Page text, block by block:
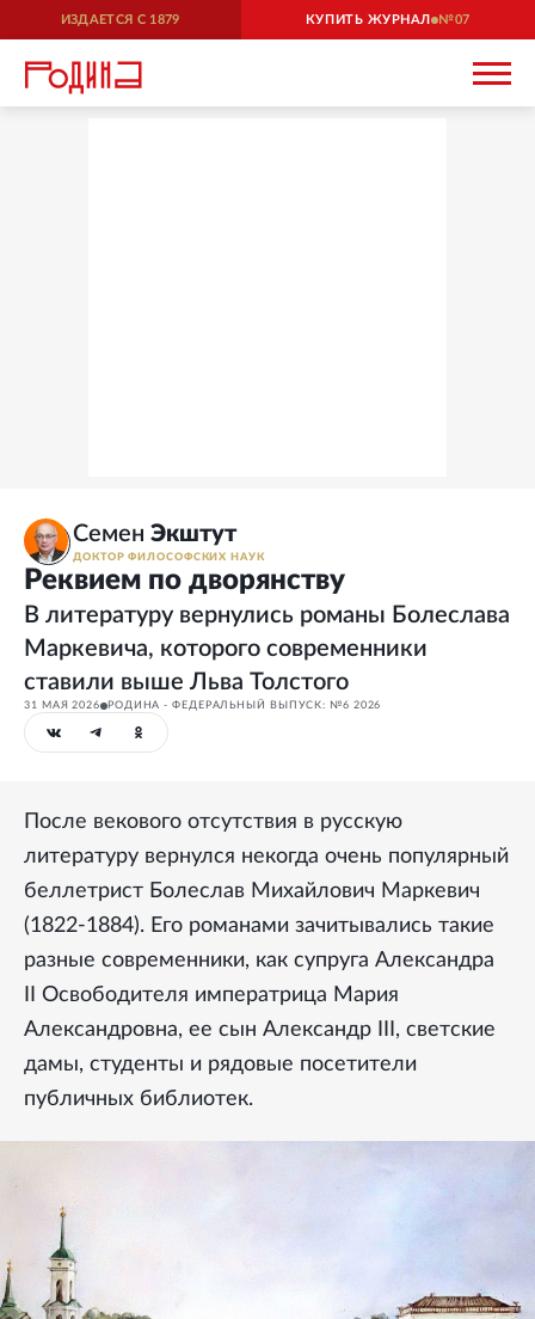
ИЗДАЕТСЯ С 1879 КУПИТЬ ЖУРНАЛ 07
Семен Экштут
ДОКТОР ФИЛОСОФСКИХ НАУК
Реквием по дворянству
В литературу вернулись романы Болеслава
Маркевича, которого современники
ставили выше Льва Толстого
31 МАЯ 2026 РОДИНА - ФЕДЕРАЛЬНЫЙ ВЫПУСК: №6 2026
После векового отсутствия в русскую
литературу вернулся некогда очень популярный
беллетрист Болеслав Михайлович Маркевич
(1822-1884). Его романами зачитывались такие
разные современники, как супруга Александра
II Освободителя императрица Мария
Александровна, ее сын Александр III, светские
дамы, студенты и рядовые посетители
публичных библиотек.